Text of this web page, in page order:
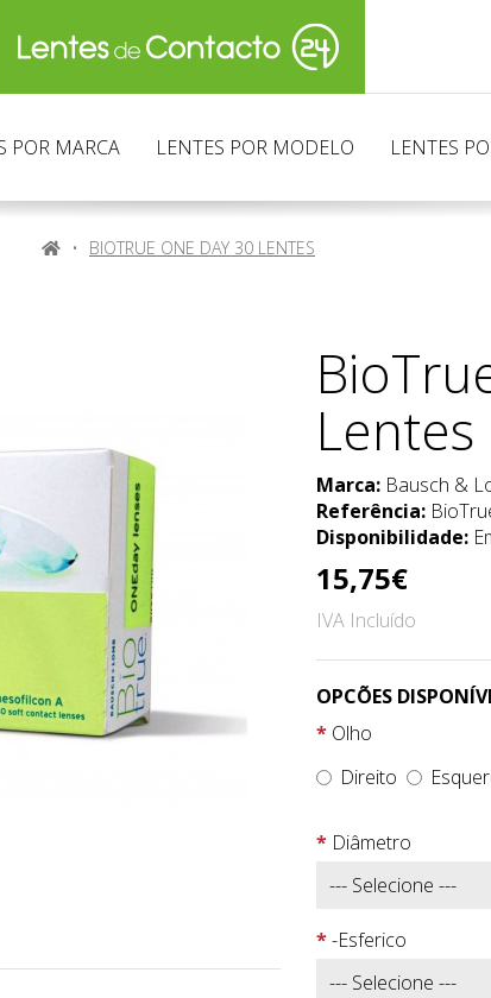
POR MARCA LENTES POR MODELO LENTES
HOMEBIOTRUE ONE DAY 30 LENTES
Lentes
Marca: Bausch &
Referência:
Disponibilidade:
15,75€
IVA Incluído
OPCÕES
Olho
Direito
Diâmetro
-Esferico